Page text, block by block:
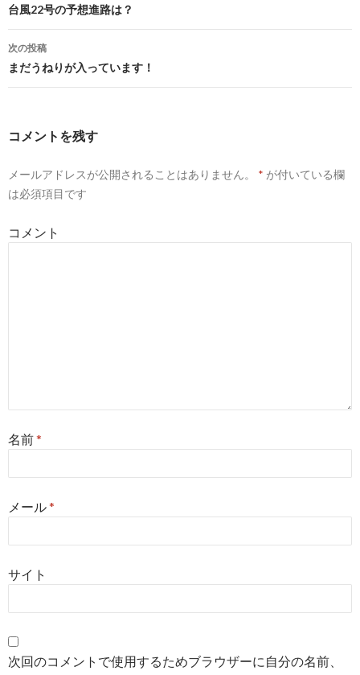
投稿ナビゲーション
台風22号の予想進路は？
次の投稿
まだうねりが入っています！
コメントを残す
メールアドレスが公開されることはありません。 * が付いている欄
は必須項目です
コメント
名前*
メール*
サイト
次回のコメントで使用するためブラウザーに自分の名前、